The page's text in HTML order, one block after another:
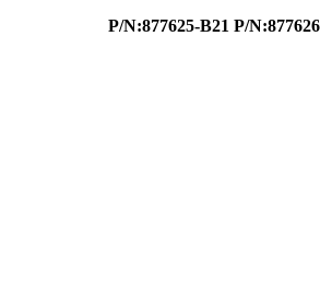
P/N:877625-B21 P/